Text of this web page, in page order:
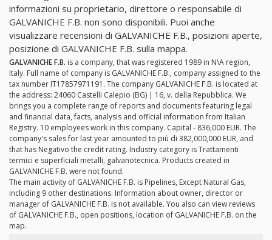
informazioni su proprietario, direttore o responsabile di
GALVANICHE F.B. non sono disponibili. Puoi anche
visualizzare recensioni di GALVANICHE F.B., posizioni aperte,
posizione di GALVANICHE F.B. sulla mappa.
GALVANICHE F.B. is a company, that was registered 1989 in N\A region,
Italy. Full name of company is GALVANICHE F.B., company assigned to the
tax number IT17857971191. The company GALVANICHE F.B. is located at
the address: 24060 Castelli Calepio (BG) | 16, v. della Repubblica. We
brings you a complete range of reports and documents featuring legal
and financial data, facts, analysis and official information from Italian
Registry. 10 employees work in this company. Capital - 836,000 EUR. The
company's sales for last year amounted to più di 382,000,000 EUR, and
that has Negativo the credit rating. Industry category is Trattamenti
termici e superficiali metalli, galvanotecnica. Products created in
GALVANICHE F.B. were not found.
The main activity of GALVANICHE F.B. is Pipelines, Except Natural Gas,
including 9 other destinations. Information about owner, director or
manager of GALVANICHE F.B. is not available. You also can view reviews
of GALVANICHE F.B., open positions, location of GALVANICHE F.B. on the
map.